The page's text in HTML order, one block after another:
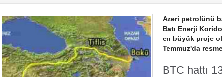
Azeri petrolünü
Batı Enerji
en büyük proje
Temmuz'da
BTC hattı